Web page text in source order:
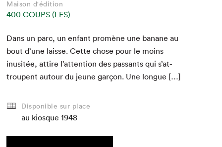
Maison d'édition
400 COUPS (LES)
Dans un parc, un enfant promène une banane au
bout d’une laisse. Cette chose pour le moins
inusitée, attire l’at­ten­tion des pas­sants qui s’at­
troupent autour du jeune garçon. Une longue […]
Disponible sur place
au kiosque 1948